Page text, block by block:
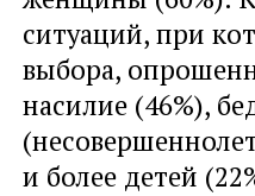
ситуаций, при
выбора,
насилие (46%),
и более детей